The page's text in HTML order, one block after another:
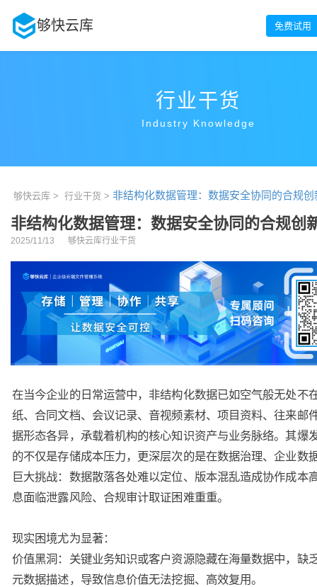
够快云库 免费试用
行业干货
Industry Knowledge
够快云库 > 行业干货 > 非结构化数据管理：数据安全协同的合规创
非结构化数据管理：数据安全协同的合规创
2025/11/13 够快云库行业干货
在当今企业的日常运营中，非结构化数据已如空气般无处不
纸、合同文档、会议记录、音视频素材、项目资料、往来
据形态各异，承载着机构的核心知识资产与业务脉络。其爆
的不仅是存储成本压力，更深层次的是在数据治理、企业数
巨大挑战：数据散落各处难以定位、版本混乱造成协作成本
息面临泄露风险、合规审计取证困难重重。
现实困境尤为显著：
价值黑洞：关键业务知识或客户资源隐藏在海量数据中，缺
元数据描述，导致信息价值无法挖掘、高效复用。